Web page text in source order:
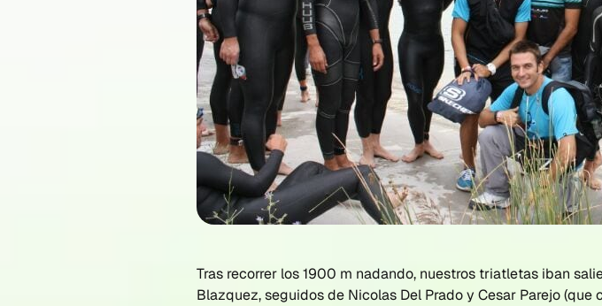
Tras recorrer los 1900 m nadando, nuestros triatletas iban
Blazquez, seguidos de Nicolas Del Prado y Cesar Parejo